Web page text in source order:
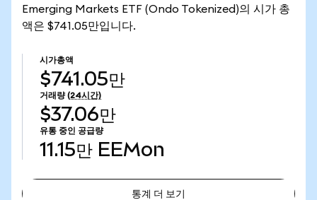
Emerging Markets ETF (Ondo Tokenized)의 시가 총
액은 $741.05만입니다.
시가총액
$741.05만
거래량 (24시간)
$37.06만
유통 중인 공급량
11.15만 EEMon
통계 더 보기